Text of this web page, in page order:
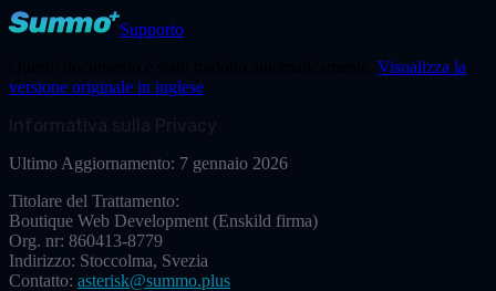
Supporto
Visualizza la
versione originale in inglese
Informativa sulla Privacy
Ultimo Aggiornamento: 7 gennaio 2026
Titolare del Trattamento:
Boutique Web Development (Enskild firma)
Org. nr: 860413-8779
Indirizzo: Stoccolma, Svezia
Contatto: asterisk@summo.plus